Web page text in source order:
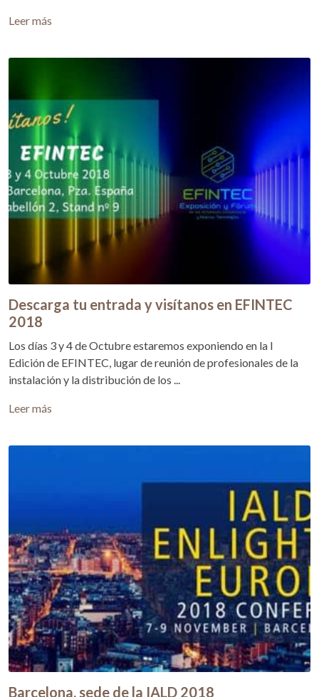
Leer más
Descarga tu entrada y visítanos en EFINTEC
2018
Los días 3 y 4 de Octubre estaremos exponiendo en la I
Edición de EFINTEC, lugar de reunión de profesionales de la
instalación y la distribución de los ...
Leer más
Barcelona, sede de la IALD 2018